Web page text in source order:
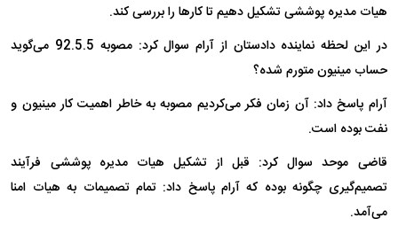
هیات مدیره پوششی تشکیل دهیم تا کارها را بررسی کند.
در این لحظه نماینده دادستان از آرام سوال کرد: مصوبه 92.5.5 می‌گوید
حساب مینیون متورم شده؟
آرام پاسخ داد: آن زمان فکر می‌کردیم مصوبه به خاطر اهمیت کار مینیون و
نفت بوده است.
قاضی موحد سوال کرد: قبل از تشکیل هیات مدیره پوششی فرآیند
تصمیم‌گیری چگونه بوده که آرام پاسخ داد: تمام تصمیمات به هیات امنا
می‌آمد.